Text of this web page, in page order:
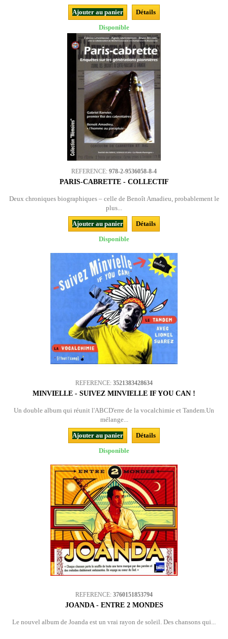
Ajouter au panier
Détails
Disponible
REFERENCE: 978-2-9536058-8-4
PARIS-CABRETTE - COLLECTIF
Deux chroniques biographiques – celle de Benoît Amadieu, probablement le
plus...
Ajouter au panier
Détails
Disponible
REFERENCE: 3521383428634
MINVIELLE - SUIVEZ MINVIELLE IF YOU CAN !
Un double album qui réunit l'ABCD'erre de la vocalchimie et Tandem.Un
mélange...
Ajouter au panier
Détails
Disponible
REFERENCE: 3760151853794
JOANDA - ENTRE 2 MONDES
Le nouvel album de Joanda est un vrai rayon de soleil. Des chansons qui...